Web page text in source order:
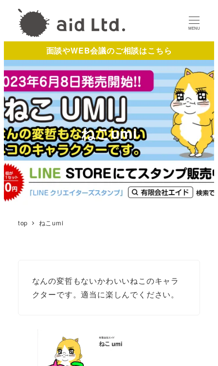
MENU
面談やWEB会議のご相談はこちら
ねこumi
top ねこumi
なんの変哲もないかわいいねこのキャラ
クターです。適当に楽しんでください。